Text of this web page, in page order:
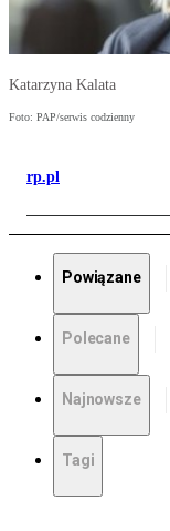
Katarzyna Kalata
Foto: PAP/serwis codzienny
rp.pl
Powiązane
Polecane
Najnowsze
Tagi